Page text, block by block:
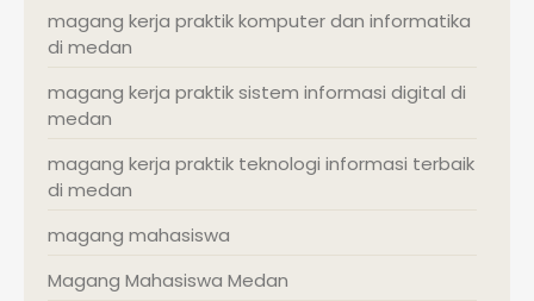
magang kerja praktik komputer dan informatika
di medan
magang kerja praktik sistem informasi digital di
medan
magang kerja praktik teknologi informasi terbaik
di medan
magang mahasiswa
Magang Mahasiswa Medan